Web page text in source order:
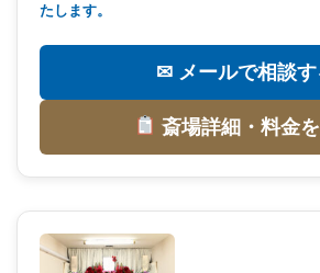
たします。
✉ メールで相談す
斎場詳細・料金